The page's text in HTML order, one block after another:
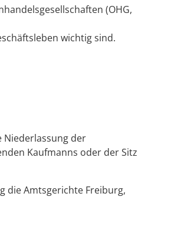
(OHG,
wichtig sind.
Niederlassung der
Kaufmanns oder der Sitz
die Amtsgerichte Freiburg,